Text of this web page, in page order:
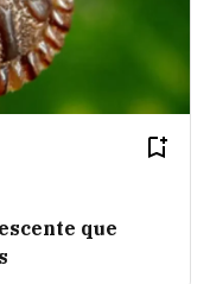
que